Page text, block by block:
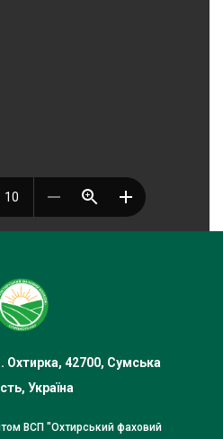
Охтирка, 42700, Сумська
Україна
ВСП "Охтирський фаховий